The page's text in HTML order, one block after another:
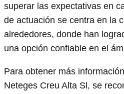
superar las expectativas en
de actuación se centra en la
alrededores, donde han
una opción confiable en el
Para obtener más
Neteges Creu Alta Sl, se